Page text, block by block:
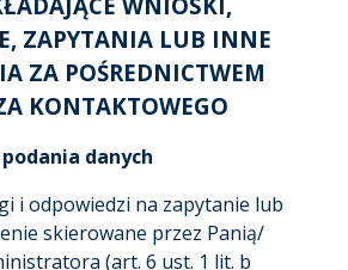
ZAPYTANIA LUB INNE
ZA POŚREDNICTWEM
KONTAKTOWEGO
danych
i odpowiedzi na zapytanie lub
skierowane przez Panią/
(art. 6 ust. 1 lit. b